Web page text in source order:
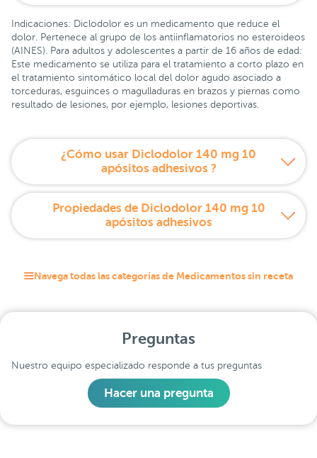
Indicaciones: Diclodolor es un medicamento que reduce el
dolor. Pertenece al grupo de los antiinflamatorios no esteroideos
(AINES). Para adultos y adolescentes a partir de 16 años de edad:
Este medicamento se utiliza para el tratamiento a corto plazo en
el tratamiento sintomático local del dolor agudo asociado a
torceduras, esguinces o magulladuras en brazos y piernas como
resultado de lesiones, por ejemplo, lesiones deportivas.
¿Cómo usar Diclodolor 140 mg 10
apósitos adhesivos ?
Propiedades de Diclodolor 140 mg 10
apósitos adhesivos
Navega todas las categorías de Medicamentos sin receta
Preguntas
Nuestro equipo especializado responde a tus preguntas
Hacer una pregunta